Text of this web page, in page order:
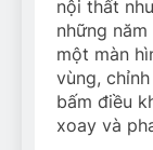
nội thất
những
một màn
vùng,
bấm điều
xoay và